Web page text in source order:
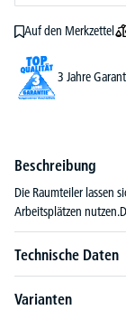
Auf den Merkzettel
3 Jahre
Beschreibung
Die Raumteiler lassen
Arbeitsplätzen
Technische Daten
Varianten